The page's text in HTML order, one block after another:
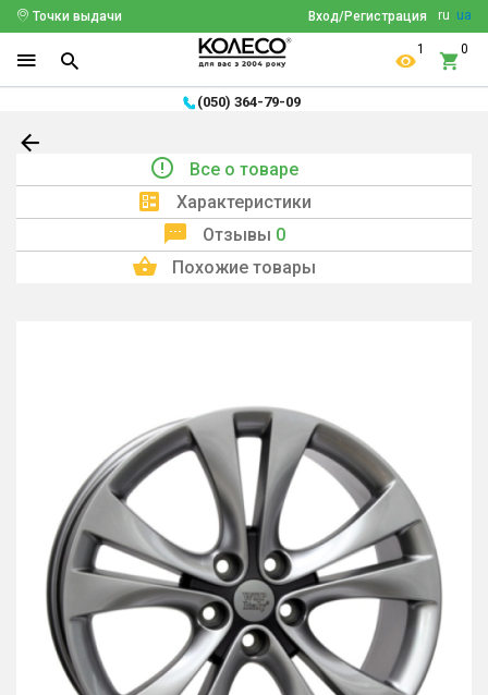
ru ua
Вход/Регистрация
Точки выдачи
1 0
(050) 364-79-09
Все о товаре
Характеристики
Отзывы 0
Похожие товары